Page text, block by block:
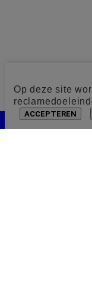
Op deze site
ACCEPTEREN
Cookie toestemming